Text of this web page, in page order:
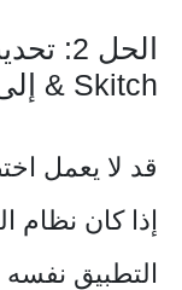
& Skitch إلى أحدث إصدار
إذا كان نظام
التطبيق